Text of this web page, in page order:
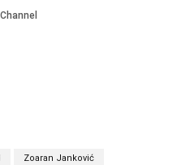
Zoaran Janković